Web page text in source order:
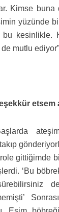
Kimse buna
yüzünde
kesinlikle.
mutlu
etsem
gittiğimde
‘Bu